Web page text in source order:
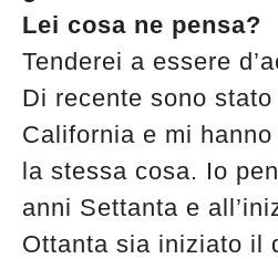
Lei cosa ne pensa?
Tenderei a essere
Di recente sono
California e mi
la stessa cosa. Io
anni Settanta e
Ottanta sia iniziato il